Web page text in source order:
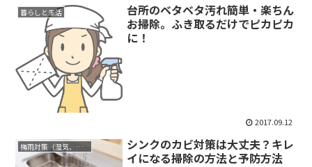
暮らしと生活
台所のベタベタ汚れ簡単・楽ちん
お掃除。ふき取るだけでピカピカ
に！
2017.09.12
梅雨対策（湿気、カビ、洗濯物）
シンクのカビ対策は大丈夫？キレ
イになる掃除の方法と予防方法